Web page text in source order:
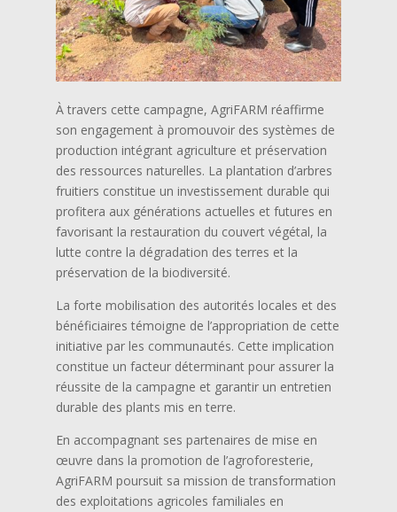
À travers cette campagne, AgriFARM réaffirme
son engagement à promouvoir des systèmes de
production intégrant agriculture et préservation
des ressources naturelles. La plantation d’arbres
fruitiers constitue un investissement durable qui
profitera aux générations actuelles et futures en
favorisant la restauration du couvert végétal, la
lutte contre la dégradation des terres et la
préservation de la biodiversité.
La forte mobilisation des autorités locales et des
bénéficiaires témoigne de l’appropriation de cette
initiative par les communautés. Cette implication
constitue un facteur déterminant pour assurer la
réussite de la campagne et garantir un entretien
durable des plants mis en terre.
En accompagnant ses partenaires de mise en
œuvre dans la promotion de l’agroforesterie,
AgriFARM poursuit sa mission de transformation
des exploitations agricoles familiales en